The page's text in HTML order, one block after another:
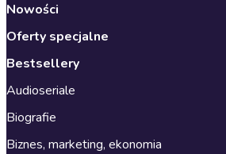
Nowości
Oferty specjalne
Bestsellery
Audioseriale
Biografie
Biznes, marketing, ekonomia